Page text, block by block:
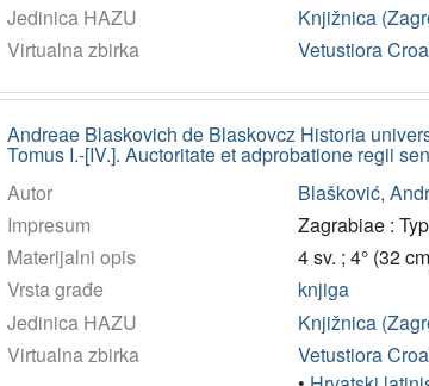
Jedinica HAZU
Knjižnica
Virtualna zbirka
Vetustiora
Andreae Blaskovich de Blaskovcz Historia
Tomus I.-[IV.]. Auctoritate et adprobatione regii
Autor
Blašković,
Impresum
Zagrabiae :
Materijalni opis
4 sv. ; 4° (32
Vrsta građe
knjiga
Jedinica HAZU
Knjižnica
Virtualna zbirka
Vetustiora